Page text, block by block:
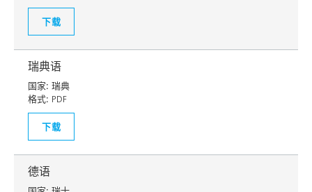
下载
瑞典语
国家: 瑞典
格式: PDF
下载
德语